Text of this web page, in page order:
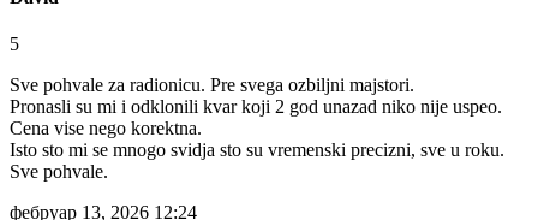
5
Sve pohvale za radionicu. Pre svega ozbiljni majstori.
Pronasli su mi i odklonili kvar koji 2 god unazad niko nije uspeo.
Cena vise nego korektna.
Isto sto mi se mnogo svidja sto su vremenski precizni, sve u roku.
Sve pohvale.
фебруар 13, 2026 12:24